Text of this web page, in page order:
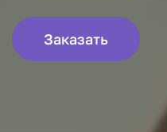
Заказать